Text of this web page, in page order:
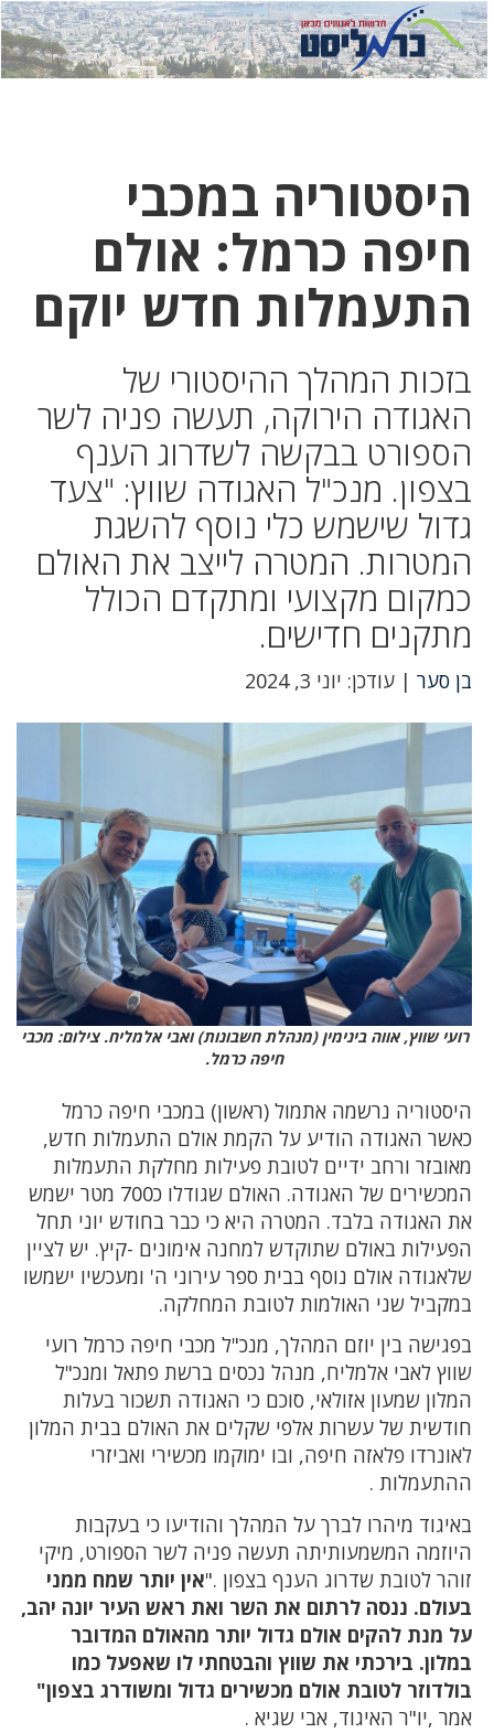
לחץ
כאן
לחץ
כדי
היסטוריה במכבי
חיפה כרמל: אולם
התעמלות חדש יוקם
בזכות המהלך ההיסטורי של
האגודה הירוקה, תעשה פניה לשר
הספורט בבקשה לשדרוג הענף
בצפון. מנכ"ל האגודה שווץ: "צעד
גדול שישמש כלי נוסף להשגת
המטרות. המטרה לייצב את האולם
כמקום מקצועי ומתקדם הכולל
מתקנים חדישים.
בן סער | עודכן: יוני 3, 2024
רועי שווץ, אווה בינימין (מנהלת חשבונות) ואבי אלמליח. צילום: מכבי
חיפה כרמל.
היסטוריה נרשמה אתמול (ראשון) במכבי חיפה כרמל
כאשר האגודה הודיע על הקמת אולם התעמלות חדש,
מאובזר ורחב ידיים לטובת פעילות מחלקת התעמלות
המכשירים של האגודה. האולם שגודלו כ700 מטר ישמש
את האגודה בלבד. המטרה היא כי כבר בחודש יוני תחל
הפעילות באולם שתוקדש למחנה אימונים -קיץ. יש לציין
שלאגודה אולם נוסף בבית ספר עירוני ה' ומעכשיו ישמשו
במקביל שני האולמות לטובת המחלקה.
בפגישה בין יוזם המהלך, מנכ"ל מכבי חיפה כרמל רועי
שווץ לאבי אלמליח, מנהל נכסים ברשת פתאל ומנכ"ל
המלון שמעון אזולאי, סוכם כי האגודה תשכור בעלות
חודשית של עשרות אלפי שקלים את האולם בבית המלון
לאונרדו פלאזה חיפה, ובו ימוקמו מכשירי ואביזרי
ההתעמלות .
באיגוד מיהרו לברך על המהלך והודיעו כי בעקבות
היוזמה המשמעותיתה תעשה פניה לשר הספורט, מיקי
זוהר לטובת שדרוג הענף בצפון ."אין יותר שמח ממני
בעולם. ננסה לרתום את השר ואת ראש העיר יונה יהב,
על מנת להקים אולם גדול יותר מהאולם המדובר
במלון. בירכתי את שווץ והבטחתי לו שאפעל כמו
בולדוזר לטובת אולם מכשירים גדול ומשודרג בצפון"
אמר ,יו"ר האיגוד, אבי שגיא .